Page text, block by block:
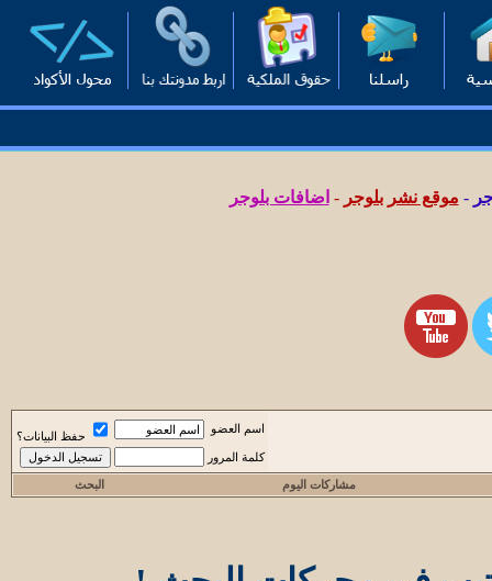
- موقع نشر بلوجر - اضافات بلوجر
اسم العضو
حفظ البيانات؟
كلمة المرور
مشاركات اليوم البحث